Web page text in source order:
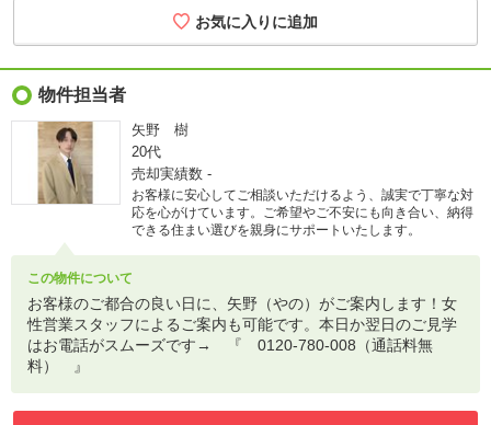
物件担当者
矢野 樹
20代
売却実績数 -
お客様に安心してご相談いただけるよう、誠実で丁寧な対
応を心がけています。ご希望やご不安にも向き合い、納得
できる住まい選びを親身にサポートいたします。
この物件について
お客様のご都合の良い日に、矢野（やの）がご案内します！女
性営業スタッフによるご案内も可能です。本日か翌日のご見学
はお電話がスムーズです→ 『 0120-780-008（通話料無
料） 』